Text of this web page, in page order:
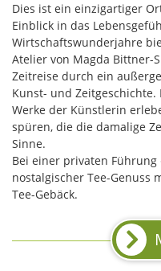
Dies ist ein einzigartiger
Einblick in das
Wirtschaftswunderjahre
Atelier von Magda Bittner-
Zeitreise durch ein
Kunst- und
Werke der Künstlerin
spüren, die die damalige
Sinne.
Bei einer privaten
nostalgischer Tee-Genuss
Tee-Gebäck.